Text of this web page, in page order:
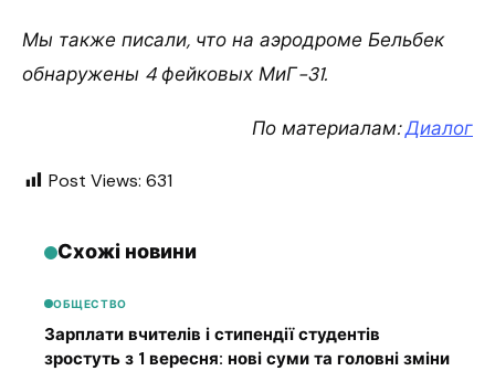
Мы также писали, что на аэродроме Бельбек
обнаружены 4 фейковых МиГ-31.
По материалам:Диалог
Post Views: 631
Схожі новини
ОБЩЕСТВО
Зарплати вчителів і стипендії студентів
зростуть з 1 вересня: нові суми та головні зміни